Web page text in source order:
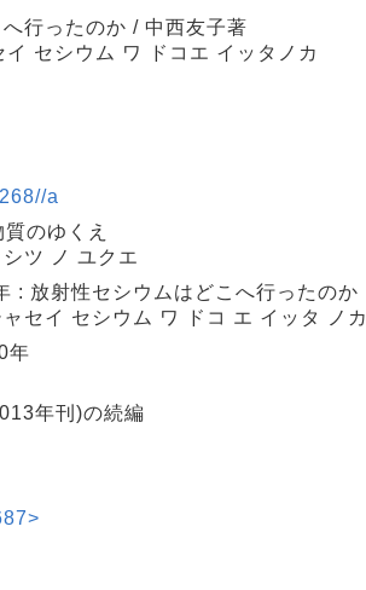
行ったのか / 中西友子著
セシウム ワ ドコエ イッタノカ
a
のゆくえ
ツ ノ ユクエ
: 放射性セシウムはどこへ行ったのか
セイ セシウム ワ ドコ エ イッタ ノカ
年
年刊)の続編